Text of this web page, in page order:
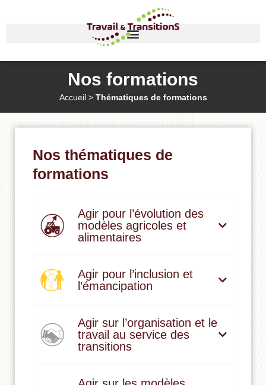
Nos formations
Accueil > Thématiques de formations
Nos thématiques de
formations​
Agir pour l’évolution des
modèles agricoles et
alimentaires
Agir pour l’inclusion et
l’émancipation
Agir sur l’organisation et le
travail au service des
transitions